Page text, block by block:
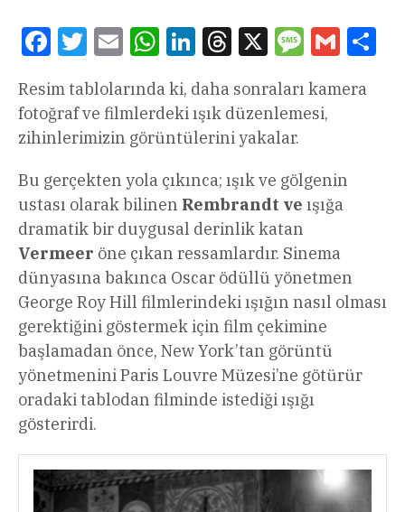
FacebookTwitterEmail WhatsAppLinkedInThreads
X Message
Gmail
Resim tablolarında ki, daha sonraları kamera
fotoğraf ve filmlerdeki ışık düzenlemesi,
zihinlerimizin görüntülerini yakalar.
Bu gerçekten yola çıkınca; ışık ve gölgenin
ustası olarak bilinen Rembrandt ve ışığa
dramatik bir duygusal derinlik katan
Vermeer öne çıkan ressamlardır. Sinema
dünyasına bakınca Oscar ödüllü yönetmen
George Roy Hill filmlerindeki ışığın nasıl olması
gerektiğini göstermek için film çekimine
başlamadan önce, New York’tan görüntü
yönetmenini Paris Louvre Müzesi’ne götürür
oradaki tablodan filminde istediği ışığı
gösterirdi.